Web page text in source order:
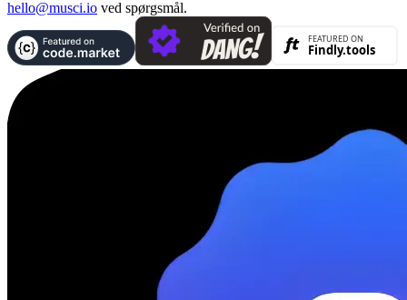
hello@musci.io ved spørgsmål.